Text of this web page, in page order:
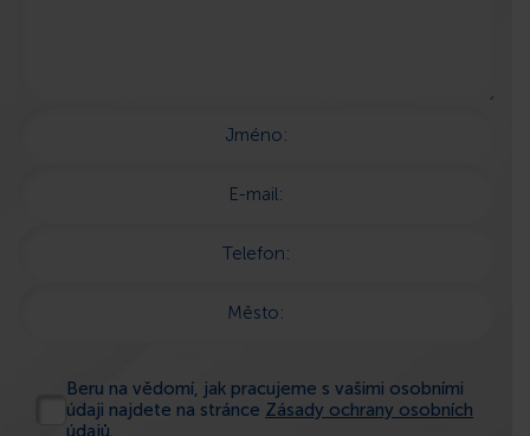
Jméno:
E-mail:
Telefon:
Město:
Beru na vědomí, jak pracujeme s vašimi osobními
údaji najdete na stránce Zásady ochrany osobních
údajů.